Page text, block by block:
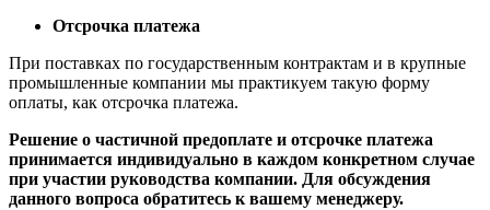
Отсрочка платежа
При поставках по государственным контрактам и в крупные
промышленные компании мы практикуем такую форму
оплаты, как отсрочка платежа.
Решение о частичной предоплате и отсрочке платежа
принимается индивидуально в каждом конкретном случае
при участии руководства компании. Для обсуждения
данного вопроса обратитесь к вашему менеджеру.